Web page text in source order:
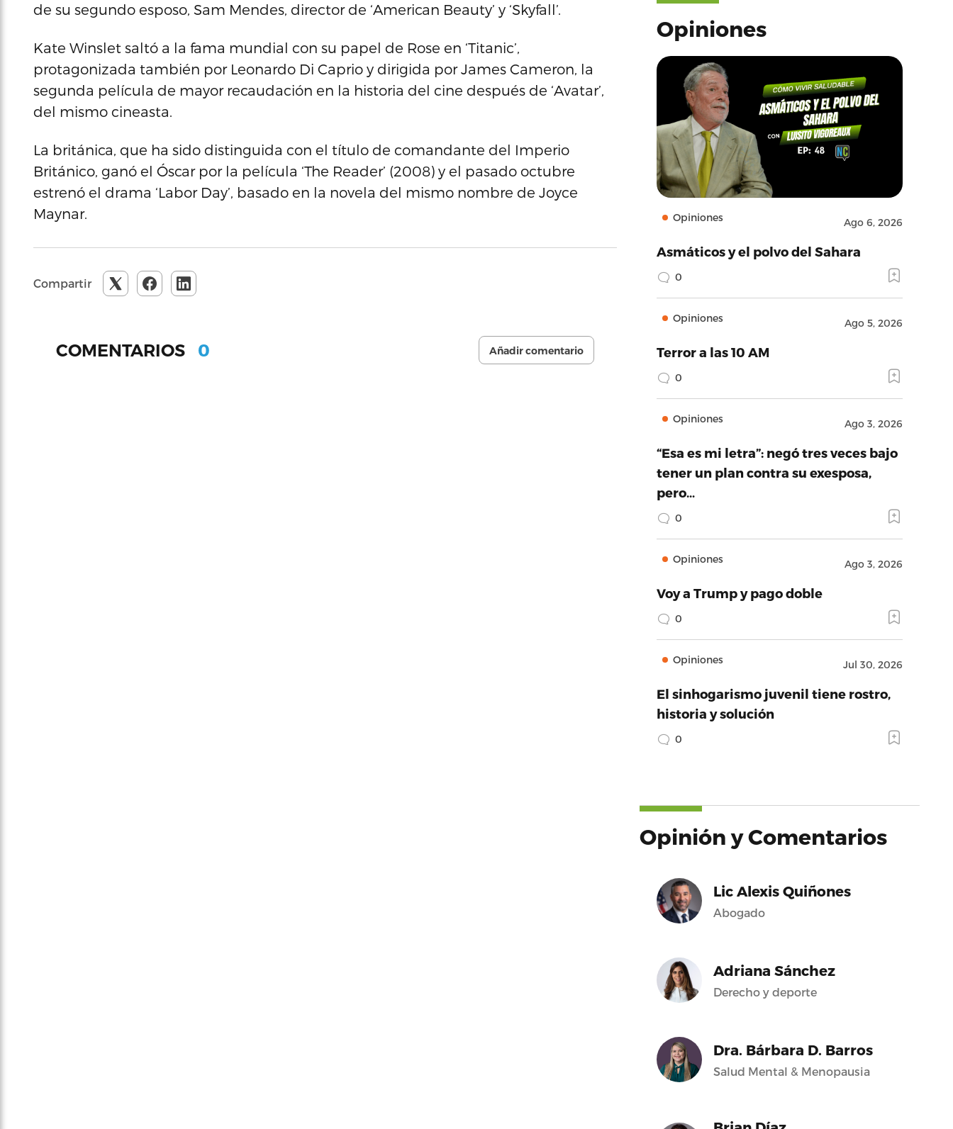
de su segundo esposo, Sam Mendes, director de ‘American Beauty’ y ‘Skyfall’.
Kate Winslet saltó a la fama mundial con su papel de Rose en ‘Titanic’,
protagonizada también por Leonardo Di Caprio y dirigida por James Cameron, la
segunda película de mayor recaudación en la historia del cine después de ‘Avatar’,
del mismo cineasta.
La británica, que ha sido distinguida con el título de comandante del Imperio
Británico, ganó el Óscar por la película ‘The Reader’ (2008) y el pasado octubre
estrenó el drama ‘Labor Day’, basado en la novela del mismo nombre de Joyce
Maynar.
Compartir
COMENTARIOS 0 Añadir comentario
Opiniones
Opiniones Ago 6, 2026
Asmáticos y el polvo del Sahara
0
Opiniones Ago 5, 2026
Terror a las 10 AM
0
Opiniones Ago 3, 2026
“Esa es mi letra”: negó tres veces bajo
tener un plan contra su exesposa,
pero…
0
Opiniones Ago 3, 2026
Voy a Trump y pago doble
0
Opiniones Jul 30, 2026
El sinhogarismo juvenil tiene rostro,
historia y solución
0
Opinión y Comentarios
Lic Alexis Quiñones
Abogado
Adriana Sánchez
Derecho y deporte
Dra. Bárbara D. Barros
Salud Mental & Menopausia